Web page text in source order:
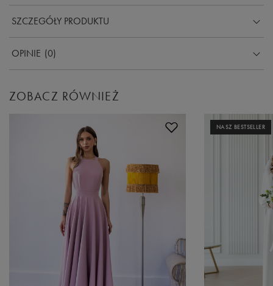
SZCZEGÓŁY PRODUKTU
OPINIE (0)
ZOBACZ RÓWNIEŻ
NASZ BESTSELLER